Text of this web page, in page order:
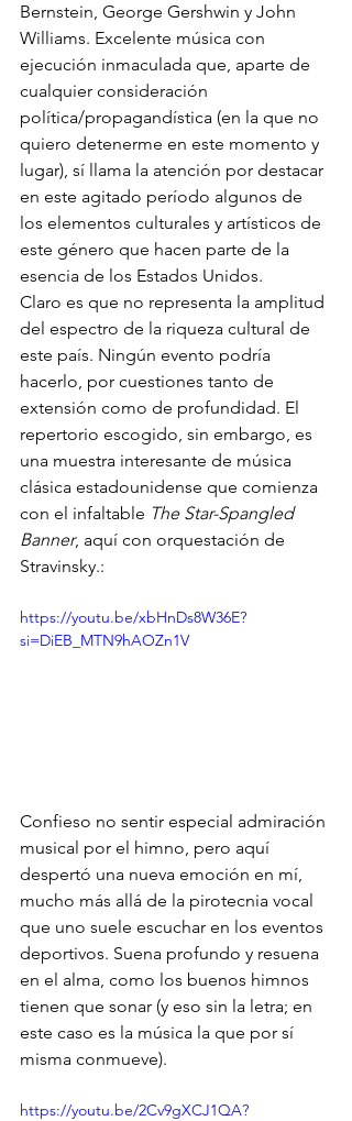
Bernstein, George Gershwin y John
Williams. Excelente música con
ejecución inmaculada que, aparte de
cualquier consideración
política/propagandística (en la que no
quiero detenerme en este momento y
lugar), sí llama la atención por destacar
en este agitado período algunos de
los elementos culturales y artísticos de
este género que hacen parte de la
esencia de los Estados Unidos.
Claro es que no representa la amplitud
del espectro de la riqueza cultural de
este país. Ningún evento podría
hacerlo, por cuestiones tanto de
extensión como de profundidad. El
repertorio escogido, sin embargo, es
una muestra interesante de música
clásica estadounidense que comienza
con el infaltable The Star-Spangled
Banner, aquí con orquestación de
Stravinsky.:
https://youtu.be/xbHnDs8W36E?
si=DiEB_MTN9hAOZn1V
Confieso no sentir especial admiración
musical por el himno, pero aquí
despertó una nueva emoción en mí,
mucho más allá de la pirotecnia vocal
que uno suele escuchar en los eventos
deportivos. Suena profundo y resuena
en el alma, como los buenos himnos
tienen que sonar (y eso sin la letra; en
este caso es la música la que por sí
misma conmueve).
https://youtu.be/2Cv9gXCJ1QA?